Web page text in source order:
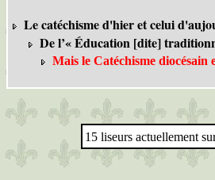
Le catéchisme d'hier et celui
De l’« Éducation [dite]
Mais le Catéchisme diocésain
15 liseurs actuellement